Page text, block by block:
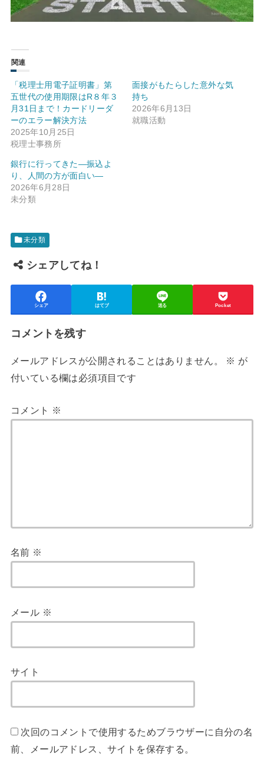
関連
「税理士用電子証明書」第
五世代の使用期限はR８年３
月31日まで！カードリーダ
ーのエラー解決方法
2025年10月25日
税理士事務所
面接がもたらした意外な気
持ち
2026年6月13日
就職活動
銀行に行ってきた—振込よ
り、人間の方が面白い—
2026年6月28日
未分類
未分類
シェアしてね！
シェア はてブ 送る Pocket
コメントを残す
メールアドレスが公開されることはありません。 ※ が
付いている欄は必須項目です
コメント ※
名前 ※
メール ※
サイト
次回のコメントで使用するためブラウザーに自分の名
前、メールアドレス、サイトを保存する。